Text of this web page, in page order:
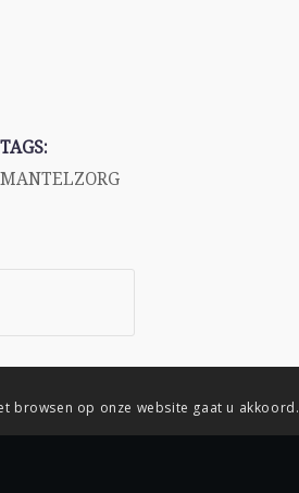
TAGS:
MANTELZORG
browsen op onze website gaat u akkoord.